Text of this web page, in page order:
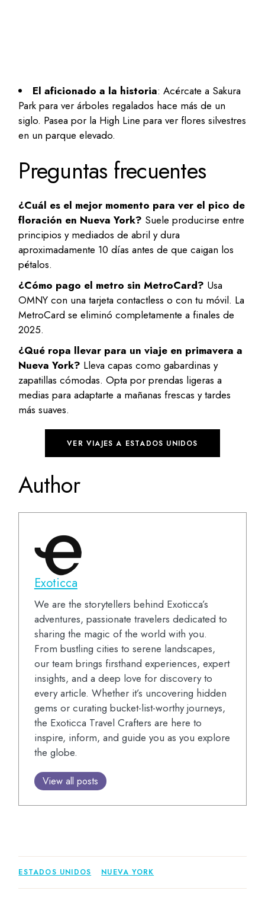
El aficionado a la historia: Acércate a Sakura
Park para ver árboles regalados hace más de un
siglo. Pasea por la High Line para ver flores silvestres
en un parque elevado.
Preguntas frecuentes
¿Cuál es el mejor momento para ver el pico de
floración en Nueva York? Suele producirse entre
principios y mediados de abril y dura
aproximadamente 10 días antes de que caigan los
pétalos.
¿Cómo pago el metro sin MetroCard? Usa
OMNY con una tarjeta contactless o con tu móvil. La
MetroCard se eliminó completamente a finales de
2025.
¿Qué ropa llevar para un viaje en primavera a
Nueva York? Lleva capas como gabardinas y
zapatillas cómodas. Opta por prendas ligeras a
medias para adaptarte a mañanas frescas y tardes
más suaves.
VER VIAJES A ESTADOS UNIDOS
Author
Exoticca
We are the storytellers behind Exoticca’s
adventures, passionate travelers dedicated to
sharing the magic of the world with you.
From bustling cities to serene landscapes,
our team brings firsthand experiences, expert
insights, and a deep love for discovery to
every article. Whether it’s uncovering hidden
gems or curating bucket-list-worthy journeys,
the Exoticca Travel Crafters are here to
inspire, inform, and guide you as you explore
the globe.
View all posts
ESTADOS UNIDOS NUEVA YORK